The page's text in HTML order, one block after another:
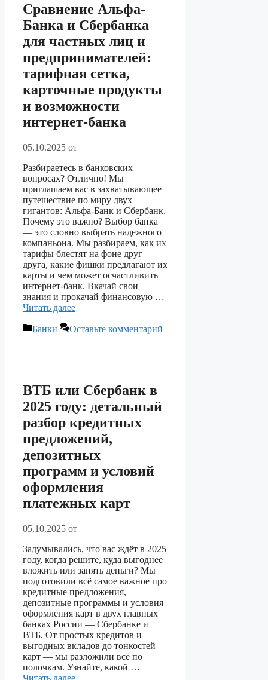
Сравнение Альфа-
Банка и Сбербанка
для частных лиц и
предпринимателей:
тарифная сетка,
карточные продукты
и возможности
интернет-банка
05.10.2025 от
Разбираетесь в банковских
вопросах? Отлично! Мы
приглашаем вас в захватывающее
путешествие по миру двух
гигантов: Альфа-Банк и Сбербанк.
Почему это важно? Выбор банка
— это словно выбрать надежного
компаньона. Мы разбираем, как их
тарифы блестят на фоне друг
друга, какие фишки предлагают их
карты и чем может осчастливить
интернет-банк. Вкачай свои
знания и прокачай финансовую …
Читать далее
Рубрики
Банки Оставьте комментарий
ВТБ или Сбербанк в
2025 году: детальный
разбор кредитных
предложений,
депозитных
программ и условий
оформления
платежных карт
05.10.2025 от
Задумывались, что вас ждёт в 2025
году, когда решите, куда выгоднее
вложить или занять деньги? Мы
подготовили всё самое важное про
кредитные предложения,
депозитные программы и условия
оформления карт в двух главных
банках России — Сбербанке и
ВТБ. От простых кредитов и
выгодных вкладов до тонкостей
карт — мы разложили всё по
полочкам. Узнайте, какой …
Читать далее